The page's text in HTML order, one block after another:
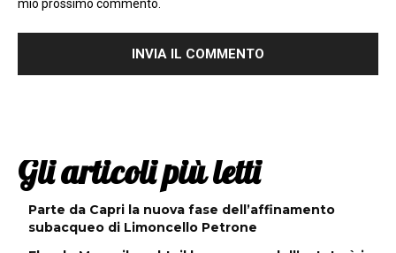
mio prossimo commento.
Gli articoli più letti
Parte da Capri la nuova fase dell’affinamento
subacqueo di Limoncello Petrone